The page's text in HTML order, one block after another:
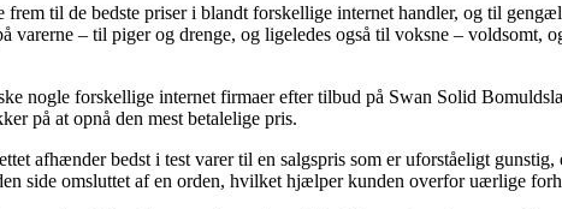
til de bedste priser i blandt forskellige internet handler, og til
varerne – til piger og drenge, og ligeledes også til voksne – voldsomt,
nogle forskellige internet firmaer efter tilbud på Swan Solid
på at opnå den mest betalelige pris.
afhænder bedst i test varer til en salgspris som er uforståeligt
side omsluttet af en orden, hvilket hjælper kunden overfor uærlige